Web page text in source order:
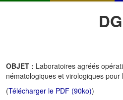
OBJET : Laboratoires agréés
nématologiques et virologiques
(Télécharger le PDF (90ko))